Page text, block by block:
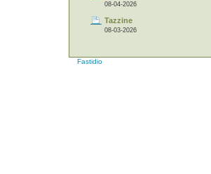
08-04-2026
Tazzine
08-03-2026
Fastidio